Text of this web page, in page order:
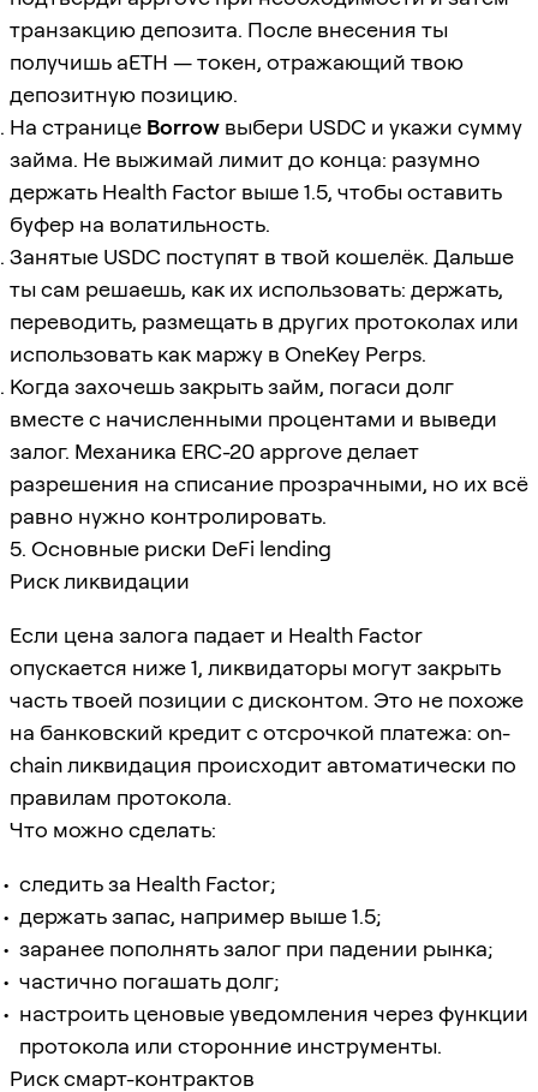
транзакцию депозита. После внесения ты
получишь aETH — токен, отражающий твою
депозитную позицию.
На странице Borrow выбери USDC и укажи сумму
займа. Не выжимай лимит до конца: разумно
держать Health Factor выше 1.5, чтобы оставить
буфер на волатильность.
Занятые USDC поступят в твой кошелёк. Дальше
ты сам решаешь, как их использовать: держать,
переводить, размещать в других протоколах или
использовать как маржу в OneKey Perps.
Когда захочешь закрыть займ, погаси долг
вместе с начисленными процентами и выведи
залог. Механика ERC-20 approve делает
разрешения на списание прозрачными, но их всё
равно нужно контролировать.
5. Основные риски DeFi lending
Риск ликвидации
Если цена залога падает и Health Factor
опускается ниже 1, ликвидаторы могут закрыть
часть твоей позиции с дисконтом. Это не похоже
на банковский кредит с отсрочкой платежа: on-
chain ликвидация происходит автоматически по
правилам протокола.
Что можно сделать:
следить за Health Factor;
держать запас, например выше 1.5;
заранее пополнять залог при падении рынка;
частично погашать долг;
настроить ценовые уведомления через функции
протокола или сторонние инструменты.
Риск смарт-контрактов